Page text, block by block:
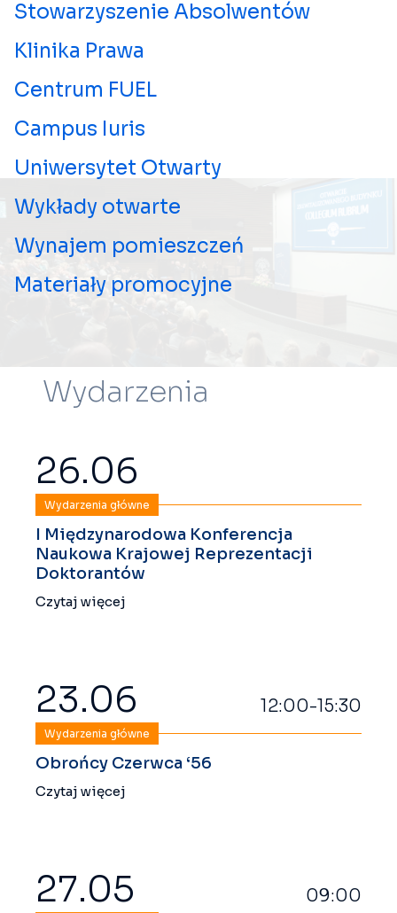
Stowarzyszenie Absolwentów
Klinika Prawa
Centrum FUEL
Campus Iuris
Uniwersytet Otwarty
Wykłady otwarte
Wynajem pomieszczeń
Materiały promocyjne
Wydarzenia
26.06
Wydarzenia główne
I Międzynarodowa Konferencja
Naukowa Krajowej Reprezentacji
Doktorantów
Czytaj więcej
23.06 12:00-15:30
Wydarzenia główne
Obrońcy Czerwca ‘56
Czytaj więcej
27.05 09:00